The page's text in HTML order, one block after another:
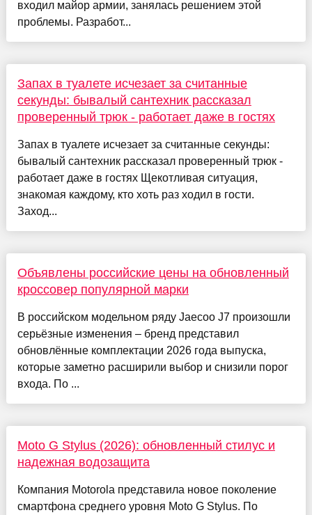
входил майор армии, занялась решением этой
проблемы. Разработ...
Запах в туалете исчезает за считанные
секунды: бывалый сантехник рассказал
проверенный трюк - работает даже в гостях
Запах в туалете исчезает за считанные секунды:
бывалый сантехник рассказал проверенный трюк -
работает даже в гостях Щекотливая ситуация,
знакомая каждому, кто хоть раз ходил в гости.
Заход...
Объявлены российские цены на обновленный
кроссовер популярной марки
В российском модельном ряду Jaecoo J7 произошли
серьёзные изменения – бренд представил
обновлённые комплектации 2026 года выпуска,
которые заметно расширили выбор и снизили порог
входа. По ...
Moto G Stylus (2026): обновленный стилус и
надежная водозащита
Компания Motorola представила новое поколение
смартфона среднего уровня Moto G Stylus. По